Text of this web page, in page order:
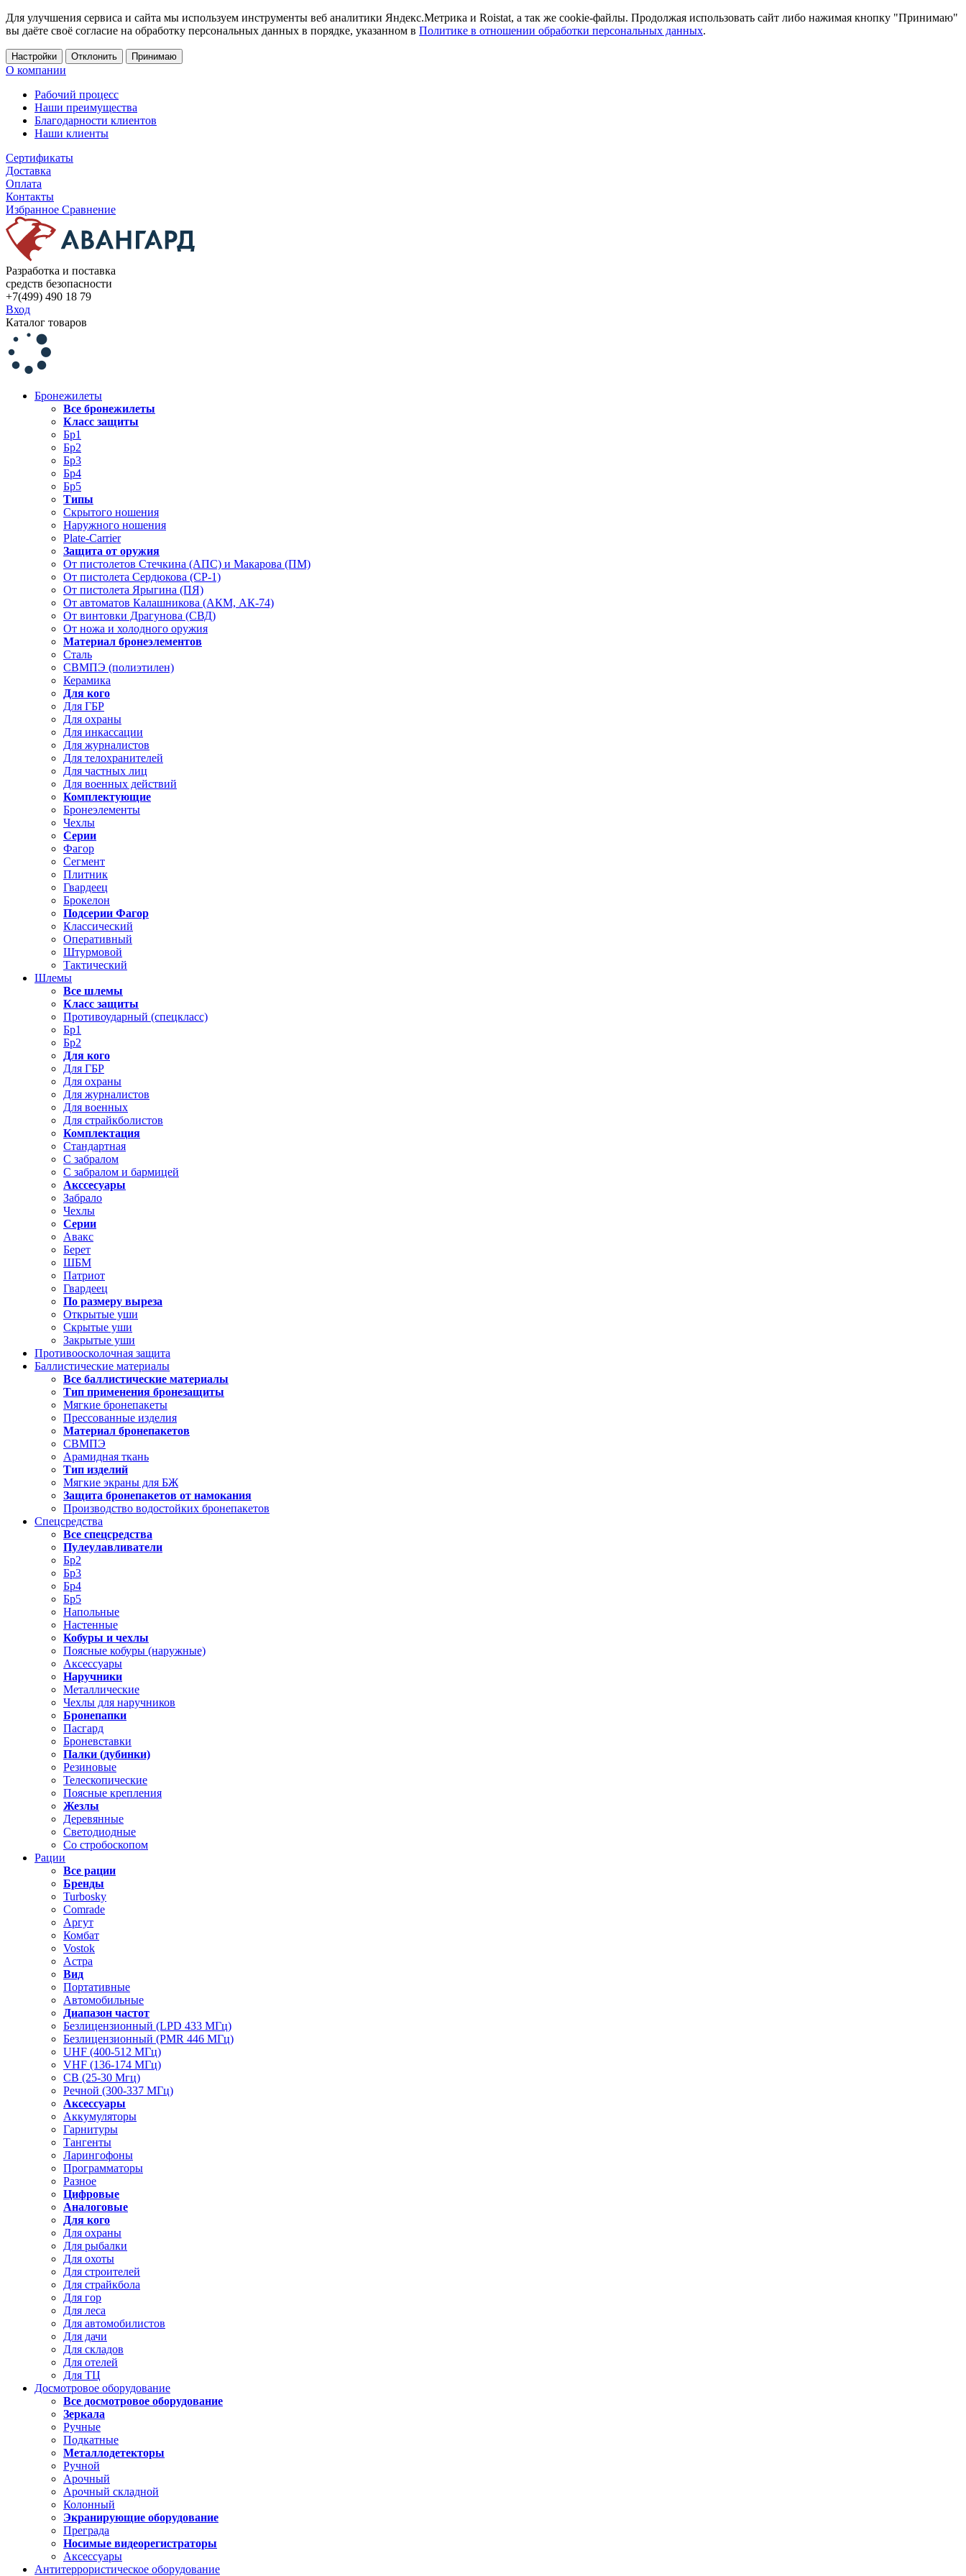
Для улучшения сервиса и сайта мы используем инструменты веб аналитики Яндекс.Метрика и Roistat, а так же cookie-файлы. Продолжая использовать сайт либо нажимая кнопку "Принимаю"
вы даёте своё согласие на обработку персональных данных в порядке, указанном в Политике в отношении обработки персональных данных.
Настройки Отклонить Принимаю
О компании
Рабочий процесс
Наши преимущества
Благодарности клиентов
Наши клиенты
Сертификаты
Доставка
Оплата
Контакты
Избранное Сравнение
Разработка и поставка
средств безопасности
+7(499) 490 18 79
Вход
Каталог товаров
Бронежилеты
Все бронежилеты
Класс защиты
Бр1
Бр2
Бр3
Бр4
Бр5
Типы
Скрытого ношения
Наружного ношения
Plate-Carrier
Защита от оружия
От пистолетов Стечкина (АПС) и Макарова (ПМ)
От пистолета Сердюкова (СР-1)
От пистолета Ярыгина (ПЯ)
От автоматов Калашникова (АКМ, АК-74)
От винтовки Драгунова (СВД)
От ножа и холодного оружия
Материал бронеэлементов
Сталь
СВМПЭ (полиэтилен)
Керамика
Для кого
Для ГБР
Для охраны
Для инкассации
Для журналистов
Для телохранителей
Для частных лиц
Для военных действий
Комплектующие
Бронеэлементы
Чехлы
Серии
Фагор
Сегмент
Плитник
Гвардеец
Брокелон
Подсерии Фагор
Классический
Оперативный
Штурмовой
Тактический
Шлемы
Все шлемы
Класс защиты
Противоударный (спецкласс)
Бр1
Бр2
Для кого
Для ГБР
Для охраны
Для журналистов
Для военных
Для страйкболистов
Комплектация
Стандартная
С забралом
С забралом и бармицей
Акссесуары
Забрало
Чехлы
Серии
Авакс
Берет
ШБМ
Патриот
Гвардеец
По размеру выреза
Открытые уши
Скрытые уши
Закрытые уши
Противоосколочная защита
Баллистические материалы
Все баллистические материалы
Тип применения бронезащиты
Мягкие бронепакеты
Прессованные изделия
Материал бронепакетов
СВМПЭ
Арамидная ткань
Тип изделий
Мягкие экраны для БЖ
Защита бронепакетов от намокания
Производство водостойких бронепакетов
Спецсредства
Все спецсредства
Пулеулавливатели
Бр2
Бр3
Бр4
Бр5
Напольные
Настенные
Кобуры и чехлы
Поясные кобуры (наружные)
Аксессуары
Наручники
Металлические
Чехлы для наручников
Бронепапки
Пасгард
Броневставки
Палки (дубинки)
Резиновые
Телескопические
Поясные крепления
Жезлы
Деревянные
Светодиодные
Со стробоскопом
Рации
Все рации
Бренды
Turbosky
Comrade
Аргут
Комбат
Vostok
Астра
Вид
Портативные
Автомобильные
Диапазон частот
Безлицензионный (LPD 433 МГц)
Безлицензионный (PMR 446 МГц)
UHF (400-512 МГц)
VHF (136-174 МГц)
CB (25-30 Мгц)
Речной (300-337 МГц)
Аксессуары
Аккумуляторы
Гарнитуры
Тангенты
Ларингофоны
Программаторы
Разное
Цифровые
Аналоговые
Для кого
Для охраны
Для рыбалки
Для охоты
Для строителей
Для страйкбола
Для гор
Для леса
Для автомобилистов
Для дачи
Для складов
Для отелей
Для ТЦ
Досмотровое оборудование
Все досмотровое оборудование
Зеркала
Ручные
Подкатные
Металлодетекторы
Ручной
Арочный
Арочный складной
Колонный
Экранирующие оборудование
Преграда
Носимые видеорегистраторы
Аксессуары
Антитеррористическое оборудование